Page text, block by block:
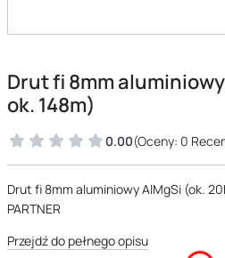
Drut fi 8mm
ok. 148m)
0.00(Oceny: 0
Drut fi 8mm aluminiowy AlMgSi (ok.
PARTNER
Przejdź do pełnego opisu